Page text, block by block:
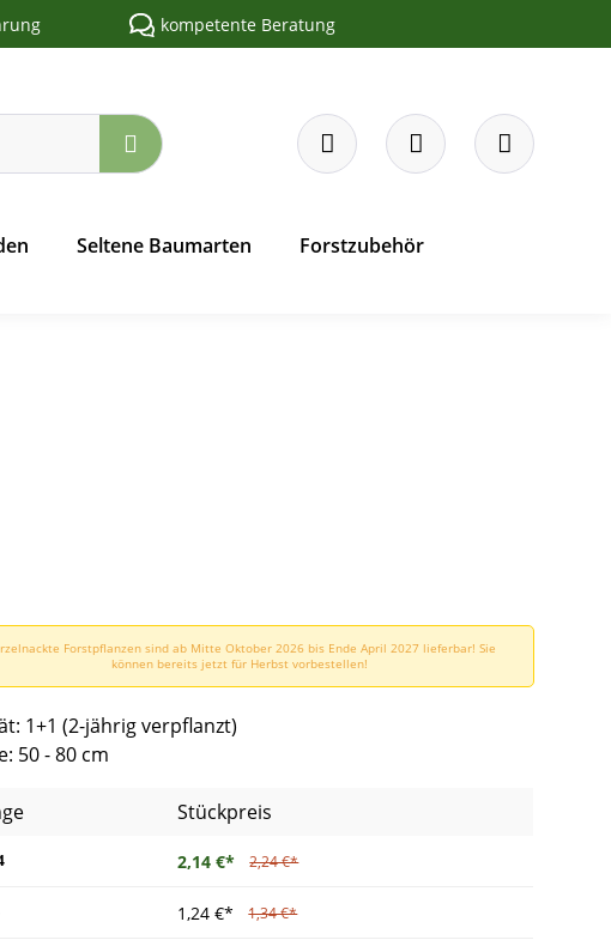
kompetente Beratung
Seltene Baumarten Forstzubehör
Forstpflanzen sind ab Mitte Oktober 2026 bis Ende April 2027 lieferbar! Sie
können bereits jetzt für Herbst vorbestellen!
1+1 (2-jährig verpflanzt)
50 - 80 cm
Stückpreis
2,14 €* 2,24 €*
1,24 €* 1,34 €*